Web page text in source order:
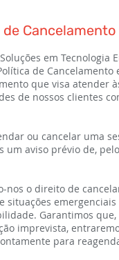
Cancelamento
em Tecnologia
de Cancelamento
que visa atender
de nossos clientes
ou cancelar uma
um aviso prévio de,
nos o direito de
situações emergenciais
Garantimos que,
imprevista,
para